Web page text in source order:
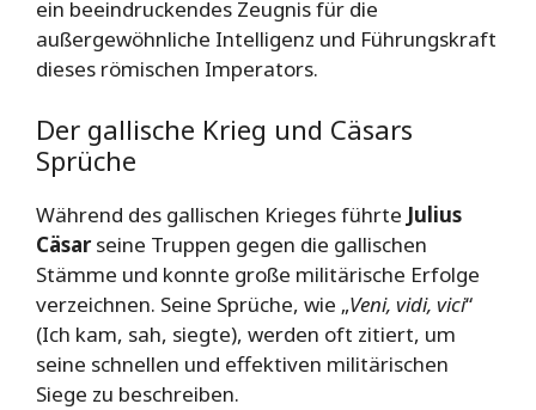
ein beeindruckendes Zeugnis für die
außergewöhnliche Intelligenz und Führungskraft
dieses römischen Imperators.
Der gallische Krieg und Cäsars
Sprüche
Während des gallischen Krieges führte Julius
Cäsarseine Truppen gegen die gallischen
Stämme und konnte große militärische Erfolge
verzeichnen. Seine Sprüche, wie „Veni, vidi, vici“
(Ich kam, sah, siegte), werden oft zitiert, um
seine schnellen und effektiven militärischen
Siege zu beschreiben.